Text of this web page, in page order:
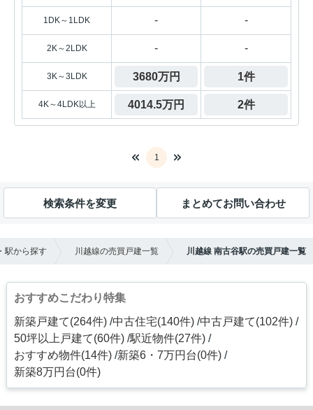
1DK～1LDK - -
2K～2LDK - -
3K～3LDK 3680万円 1件
4K～4LDK以上 4014.5万円 2件
1
検索条件を変更 まとめてお問い合わせ
駅から探す 川越線の売買戸建一覧 川越線 南古谷駅の売買戸建一覧
おすすめこだわり特集
新築戸建て(264件) 中古住宅(140件) 中古戸建て(102件)
50坪以上戸建て(60件) 駅近物件(27件)
おすすめ物件(14件) 新築6・7万円台(0件)
新築8万円台(0件)